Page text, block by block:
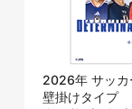
2026年 サッカ
壁掛けタイプ